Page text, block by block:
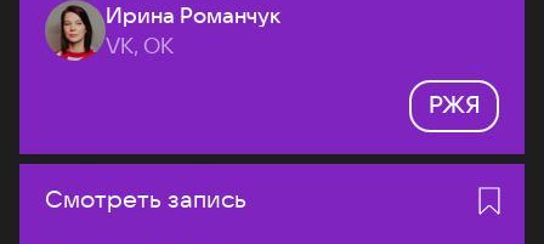
Ирина Романчук
VK, ОК
РЖЯ
Смотреть запись